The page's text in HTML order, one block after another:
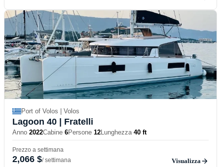
Port of Volos | Volos
Lagoon 40 | Fratelli
Anno 2022Cabine 6Persone 12Lunghezza 40 ft
Prezzo a settimana
2,066 $/ settimana Visualizza